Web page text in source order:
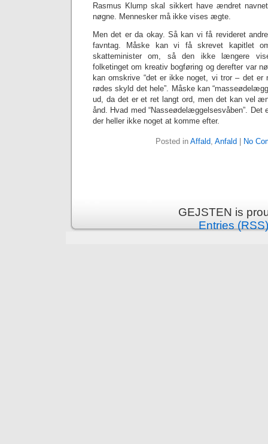
Rasmus Klump skal sikkert have ændret
nøgne. Mennesker må ikke vises ægte.
Men det er da okay. Så kan vi få revideret
favntag. Måske kan vi få skrevet kapitlet
skatteminister om, så den ikke længere
folketinget om kreativ bogføring og derefter var
kan omskrive “det er ikke noget, vi tror – det er
rødes skyld det hele”. Måske kan
ud, da det er et ret langt ord, men det kan vel
ånd. Hvad med “Nasseødelæggelsesvåben”.
der heller ikke noget at komme efter.
Posted in Affald, Anfald No
GEJSTEN is
Entries (RSS)